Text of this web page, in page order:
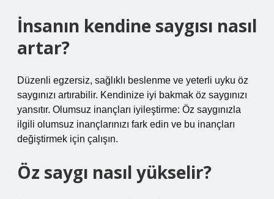
İnsanın kendine saygısı nasıl
artar?
Düzenli egzersiz, sağlıklı beslenme ve yeterli uyku öz
saygınızı artırabilir. Kendinize iyi bakmak öz saygınızı
yansıtır. Olumsuz inançları iyileştirme: Öz saygınızla
ilgili olumsuz inançlarınızı fark edin ve bu inançları
değiştirmek için çalışın.
Öz saygı nasıl yükselir?